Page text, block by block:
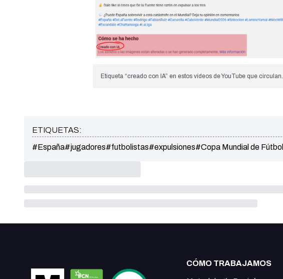
Etiqueta “creado con IA” en estos vídeos de YouTube que circulan.
ETIQUETAS:
#España#jugadores#futbolistas#expulsiones#Copa Mundial de Fútbol
CÓMO TRABAJAMOS